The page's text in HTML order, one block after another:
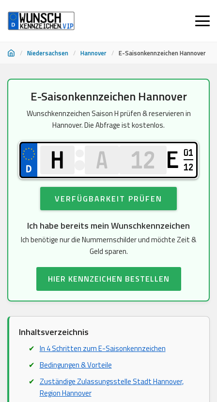
/ Niedersachsen / Hannover / E-Saisonkennzeichen Hannover
springen
E-Saisonkennzeichen Hannover
Wunschkennzeichen Saison H prüfen & reservieren in
Hannover. Die Abfrage ist kostenlos.
E 01
12
VERFÜGBARKEIT PRÜFEN
Ich habe bereits mein Wunschkennzeichen
Ich benötige nur die Nummernschilder und möchte Zeit &
Geld sparen.
HIER KENNZEICHEN BESTELLEN
Inhaltsverzeichnis
In 4 Schritten zum E-Saisonkennzeichen
Bedingungen & Vorteile
Zuständige Zulassungsstelle Stadt Hannover,
Region Hannover